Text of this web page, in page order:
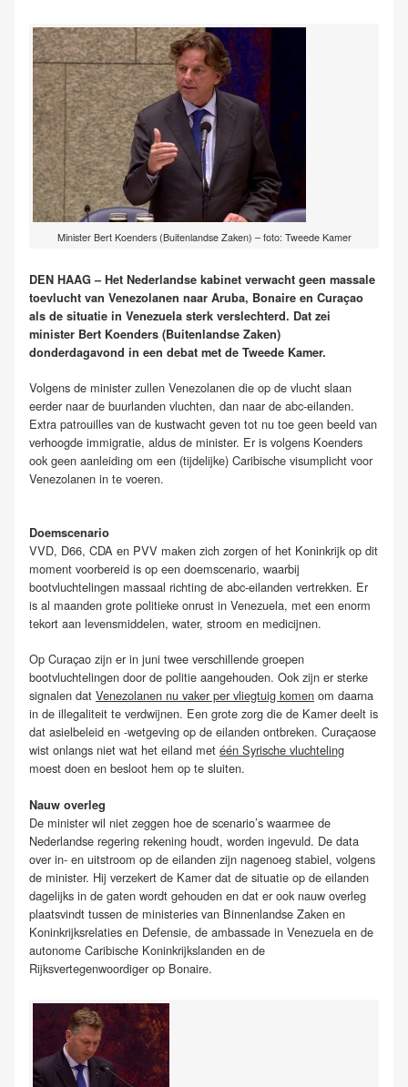
Minister Bert Koenders (Buitenlandse Zaken) – foto: Tweede Kamer
DEN HAAG – Het Nederlandse kabinet verwacht geen massale
toevlucht van Venezolanen naar Aruba, Bonaire en Curaçao
als de situatie in Venezuela sterk verslechterd. Dat zei
minister Bert Koenders (Buitenlandse Zaken)
donderdagavond in een debat met de Tweede Kamer.
Volgens de minister zullen Venezolanen die op de vlucht slaan
eerder naar de buurlanden vluchten, dan naar de abc-eilanden.
Extra patrouilles van de kustwacht geven tot nu toe geen beeld van
verhoogde immigratie, aldus de minister. Er is volgens Koenders
ook geen aanleiding om een (tijdelijke) Caribische visumplicht voor
Venezolanen in te voeren.
Doemscenario
VVD, D66, CDA en PVV maken zich zorgen of het Koninkrijk op dit
moment voorbereid is op een doemscenario, waarbij
bootvluchtelingen massaal richting de abc-eilanden vertrekken. Er
is al maanden grote politieke onrust in Venezuela, met een enorm
tekort aan levensmiddelen, water, stroom en medicijnen.
Op Curaçao zijn er in juni twee verschillende groepen
bootvluchtelingen door de politie aangehouden. Ook zijn er sterke
signalen dat Venezolanen nu vaker per vliegtuig komen om daarna
in de illegaliteit te verdwijnen. Een grote zorg die de Kamer deelt is
dat asielbeleid en -wetgeving op de eilanden ontbreken. Curaçaose
wist onlangs niet wat het eiland met één Syrische vluchteling
moest doen en besloot hem op te sluiten.
Nauw overleg
De minister wil niet zeggen hoe de scenario’s waarmee de
Nederlandse regering rekening houdt, worden ingevuld. De data
over in- en uitstroom op de eilanden zijn nagenoeg stabiel, volgens
de minister. Hij verzekert de Kamer dat de situatie op de eilanden
dagelijks in de gaten wordt gehouden en dat er ook nauw overleg
plaatsvindt tussen de ministeries van Binnenlandse Zaken en
Koninkrijksrelaties en Defensie, de ambassade in Venezuela en de
autonome Caribische Koninkrijkslanden en de
Rijksvertegenwoordiger op Bonaire.